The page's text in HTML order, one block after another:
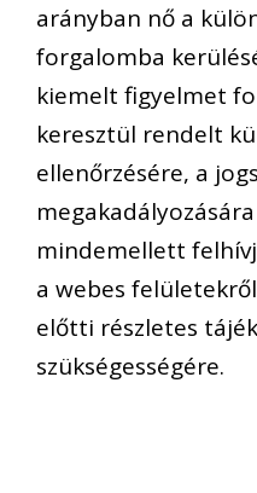
arányban nő a
forgalomba
kiemelt figyelmet
keresztül rendelt
ellenőrzésére, a
mindemellett
a webes
előtti részletes
szükségességére.